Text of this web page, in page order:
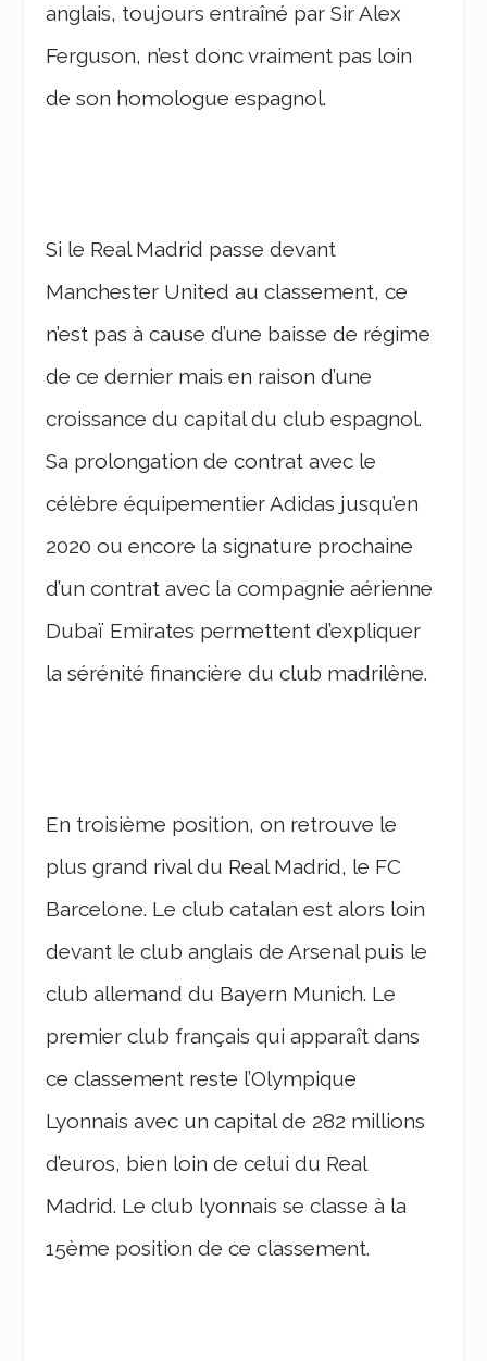
anglais, toujours entraîné par Sir Alex
Ferguson, n’est donc vraiment pas loin
de son homologue espagnol.
Si le Real Madrid passe devant
Manchester United au classement, ce
n’est pas à cause d’une baisse de régime
de ce dernier mais en raison d’une
croissance du capital du club espagnol.
Sa prolongation de contrat avec le
célèbre équipementier Adidas jusqu’en
2020 ou encore la signature prochaine
d’un contrat avec la compagnie aérienne
Dubaï Emirates permettent d’expliquer
la sérénité financière du club madrilène.
En troisième position, on retrouve le
plus grand rival du Real Madrid, le FC
Barcelone. Le club catalan est alors loin
devant le club anglais de Arsenal puis le
club allemand du Bayern Munich. Le
premier club français qui apparaît dans
ce classement reste l’Olympique
Lyonnais avec un capital de 282 millions
d’euros, bien loin de celui du Real
Madrid. Le club lyonnais se classe à la
15ème position de ce classement.